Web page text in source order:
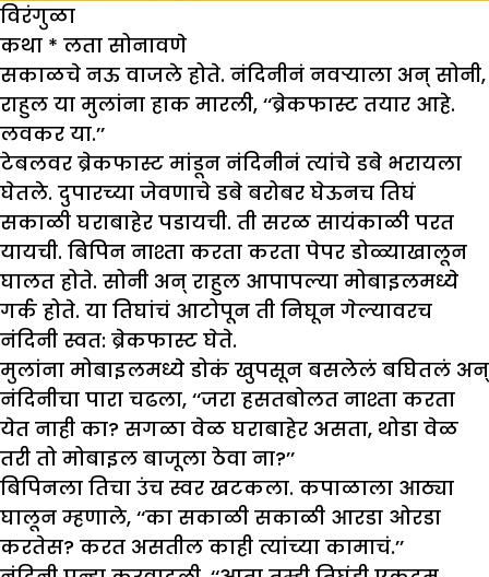
विरंगुळा
कथा * लता सोनावणे
सकाळचे नऊ वाजले होते. नंदिनीनं नवऱ्याला अन् सोनी,
राहुल या मुलांना हाक मारली, ‘‘ब्रेकफास्ट तयार आहे.
लवकर या.’’
टेबलवर ब्रेकफास्ट मांडून नंदिनीनं त्यांचे डबे भरायला
घेतले. दुपारच्या जेवणाचे डबे बरोबर घेऊनच तिघं
सकाळी घराबाहेर पडायची. ती सरळ सायंकाळी परत
यायची. बिपिन नाश्ता करता करता पेपर डोळ्याखालून
घालत होते. सोनी अन् राहुल आपापल्या मोबाइलमध्ये
गर्क होते. या तिघांचं आटोपून ती निघून गेल्यावरच
नंदिनी स्वत: ब्रेकफास्ट घेते.
मुलांना मोबाइलमध्ये डोकं खुपसून बसलेलं बघितलं अन्
नंदिनीचा पारा चढला, ‘‘जरा हसतबोलत नाश्ता करता
येत नाही का? सगळा वेळ घराबाहेर असता, थोडा वेळ
तरी तो मोबाइल बाजूला ठेवा ना?’’
बिपिनला तिचा उंच स्वर खटकला. कपाळाला आठ्या
घालून म्हणाले, ‘‘का सकाळी सकाळी आरडा ओरडा
करतेस? करत असतील काही त्यांच्या कामाचं.’’